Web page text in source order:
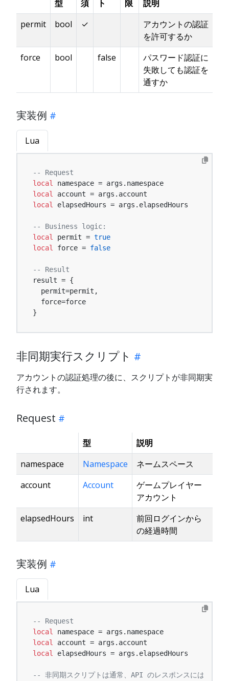
型 須 ト 限
説明
permit
bool ✓
アカウントの認証
を許可するか
force
bool false
パスワード認証に
失敗しても認証を
通すか
実装例
Lua
-- Request
local
local
local
elapsedHours = args.elapsedHours
-- Business logic:
local
permit = true
local
force = false
-- Result
result = {
  permit=permit,
  force=force
}
非同期実行スクリプト
アカウントの認証処理の後に、スクリプトが非同期実
行されます。
Request
型
説明
namespace
Namespace
ネームスペース
account
Account
ゲームプレイヤー
アカウント
elapsedHours
int
前回ログインから
の経過時間
実装例
Lua
-- Request
local
local
local
elapsedHours = args.elapsedHours
-- 非同期スクリプトは通常、API のレスポンスには影響を